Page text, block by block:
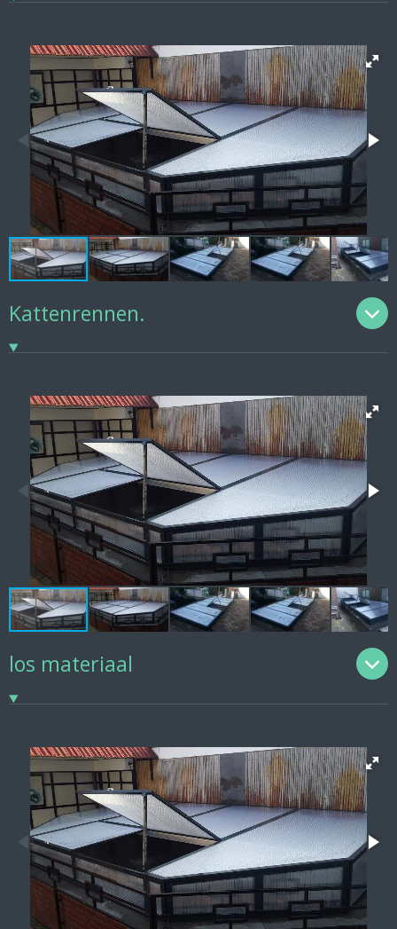
Kattenrennen.
los materiaal